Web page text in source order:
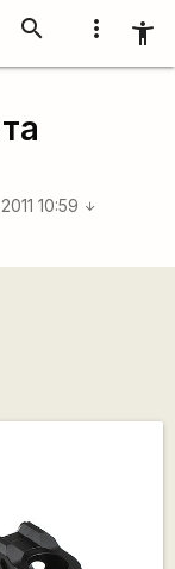
more_vert accessibility_new
search
10:59 arrow_downward